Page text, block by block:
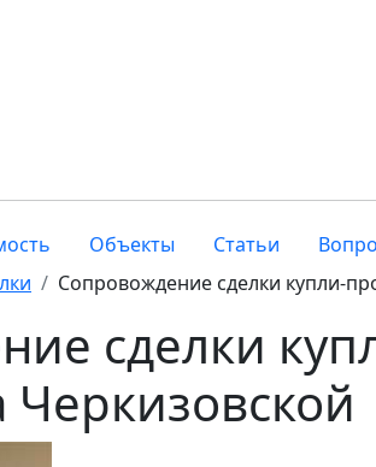
Объекты Статьи
Сопровождение сделки купли-
сделки